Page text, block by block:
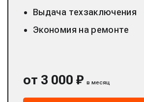
Выдача техзаключения
Экономия на ремонте
от 3 000 ₽ в месяц